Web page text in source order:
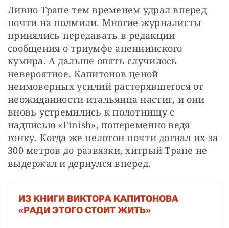
Ливио Трапе тем временем удрал вперед
почти на полмили. Многие журналисты
принялись передавать в редакции
сообщения о триумфе апеннинского
кумира. А дальше опять случилось
невероятное. Капитонов ценой
неимоверных усилий растерявшегося от
неожиданности итальянца настиг, и они
вновь устремились к полотнищу с
надписью «Finish», попеременно ведя
гонку. Когда же пелотон почти догнал их за
300 метров до развязки, хитрый Трапе не
выдержал и дернулся вперед.
ИЗ КНИГИ ВИКТОРА КАПИТОНОВА
«РАДИ ЭТОГО СТОИТ ЖИТЬ»